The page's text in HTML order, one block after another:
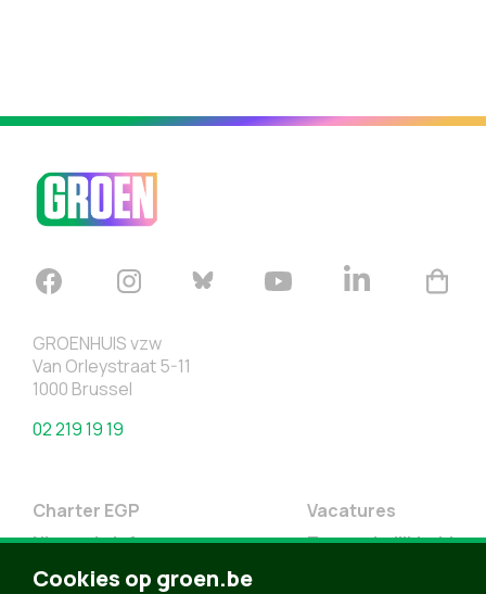
GROENHUIS vzw
Van Orleystraat 5-11
1000 Brussel
02 219 19 19
Charter EGP
Nieuwsbrief
Doe Mee
Vacatures
Toegankelijkheid
Cookies op groen.be